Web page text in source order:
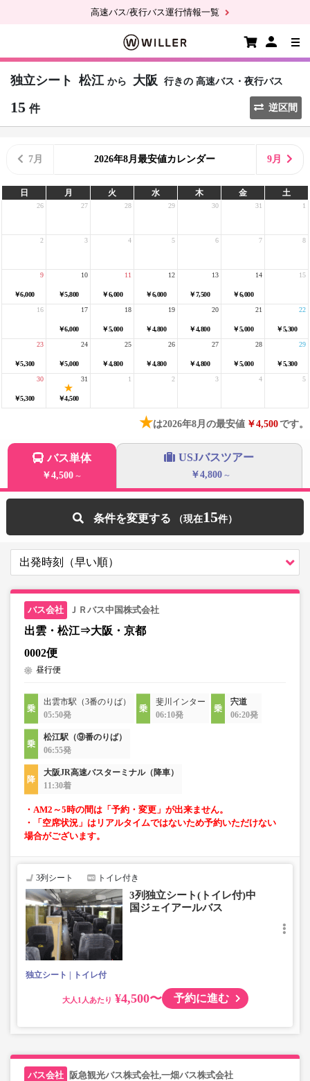
高速バス/夜行バス運行情報一覧
独立シート 松江 から 大阪 行きの 高速バス・夜行バス
15 件 逆区間
7月 2026年8月最安値カレンダー 9月
日 月 火 水 木 金 土
26 27 28 29 30 31 1
2 3 4 5 6 7 8
￥6,000
9
￥5,800
10
￥6,000
11
￥6,000
12
￥7,500
13
￥6,000
14 15
16
￥6,000
17
￥5,000
18
￥4,800
19
￥4,800
20
￥5,000
21
￥5,300
22
￥5,300
23
￥5,000
24
￥4,800
25
￥4,800
26
￥4,800
27
￥5,000
28
￥5,300
29
￥5,300
30
￥4,500
31 1 2 3 4 5
★は2026年8月の最安値 ￥4,500です。
バス単体
￥4,500 ～
USJバスツアー
￥4,800 ～
条件を変更する 15
ＪＲバス中国株式会社
出雲・松江⇒大阪・京都
0002便
昼行便
出雲市駅（3番のりば）
05:50発
斐川インター
06:10発
宍道
06:20発
松江駅（⑨番のりば）
06:55発
大阪JR高速バスターミナル（降車）
11:30着
・AM2～5時の間は「予約・変更」が出来ません。
・「空席状況」はリアルタイムではないため予約いただけない
場合がございます。
3列シート トイレ付き
3列独立シート(トイレ付)中
国ジェイアールバス
独立シート トイレ付
大人 ¥4,500〜 予約に進む
阪急観光バス株式会社,一畑バス株式会社